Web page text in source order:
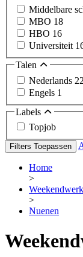
Middelbare
MBO 18
HBO 16
Universiteit
Talen
Nederlands 22
Engels 1
Labels
Topjob
Filters Toepassen
Home
>
Weekendwerk
>
Nuenen